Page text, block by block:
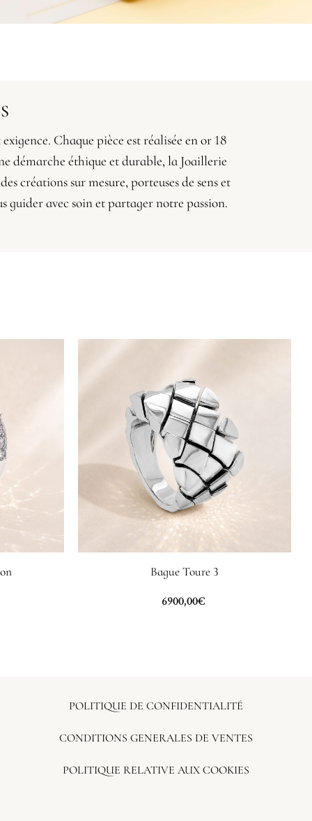
Chaque pièce est réalisée en or 18
démarche éthique et durable, la Joaillerie
créations sur mesure, porteuses de sens et
guider avec soin et partager notre passion.
Bague Toure 3
6900,00€
POLITIQUE DE CONFIDENTIALITÉ
CONDITIONS GENERALES DE VENTES
POLITIQUE RELATIVE AUX COOKIES